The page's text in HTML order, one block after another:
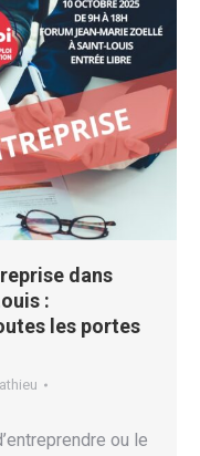
dans
:
les portes
ou le